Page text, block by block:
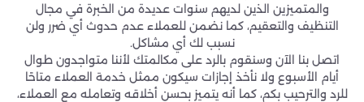
والمتميزين الذين لديهم سنوات عديدة من الخبرة في مجال
التنظيف والتعقيم، كما نضمن للعملاء عدم حدوث أي ضرر ولن
نسبب لك أي مشاكل.
اتصل بنا الآن وسنقوم بالرد على مكالمتك لأننا متواجدون طوال
أيام الأسبوع ولا نأخذ إجازات سيكون ممثل خدمة العملاء متاحًا
للرد والترحيب بكم، كما أنه يتميز بحسن أخلاقه وتعامله مع العملاء،